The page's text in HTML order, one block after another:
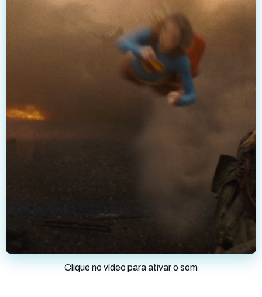
Clique no vídeo para ativar o som